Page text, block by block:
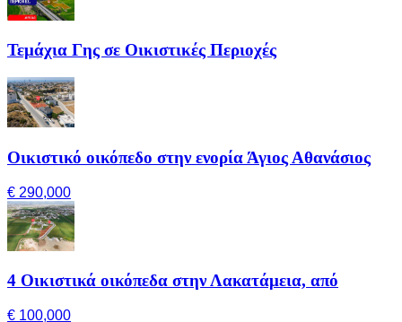
Τεμάχια Γης σε Οικιστικές Περιοχές
Οικιστικό οικόπεδο στην ενορία Άγιος Αθανάσιος
€ 290,000
4 Οικιστικά οικόπεδα στην Λακατάμεια, από
€ 100,000